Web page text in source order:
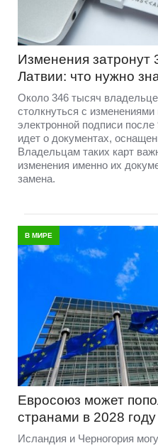
Изменения затронут
Латвии: что нужно
Около 346 тысяч
столкнуться с
электронной подписи
идет о документах,
Владельцам таких карт
изменения именно их
замена.
В МИРЕ
Евросоюз может
странами в 2028 году
Исландия и Черногория